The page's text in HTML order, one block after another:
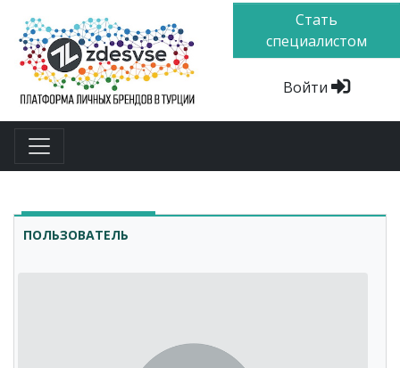
Стать
специалистом
Войти
ПОЛЬЗОВАТЕЛЬ